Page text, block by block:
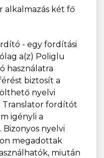
alkalmazás két fő
- egy fordítási
a(z) Poliglu
használatra
biztosít a
nyelvi
Translator fordítót
igényli a
Bizonyos nyelvi
megadottak
miután